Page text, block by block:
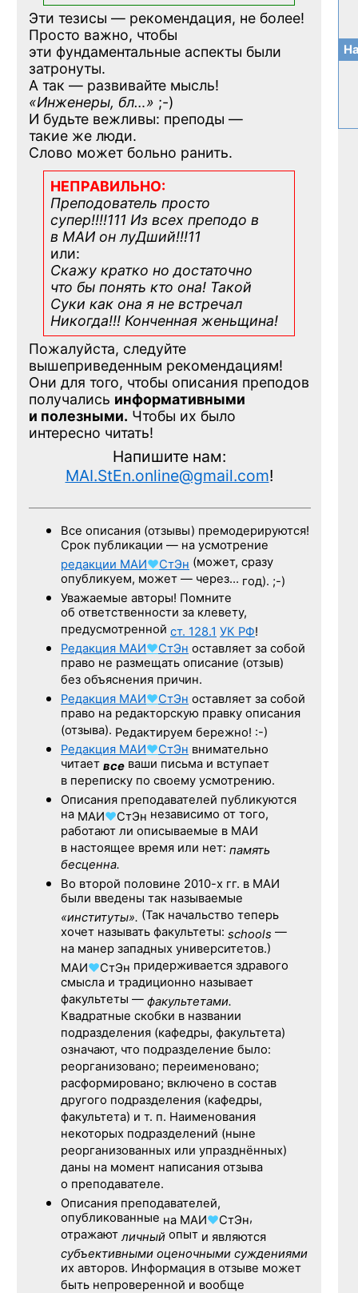
Эти тезисы — рекомендация, не более!
Просто важно, чтобы
эти фундаментальные аспекты были
затронуты.
А так — развивайте мысль!
«Инженеры, бл…» ;-)
И будьте вежливы: преподы —
такие же люди.
Слово может больно ранить.
НЕПРАВИЛЬНО:
Преподователь просто
супер!!!!111 Из всех преподо в
в МАИ он луДший!!!11
или:
Скажу кратко но достаточно
что бы понять кто она! Такой
Суки как она я не встречал
Никогда!!! Конченная женьщина!
Пожалуйста, следуйте
вышеприведенным рекомендациям!
Они для того, чтобы описания преподов
получались информативными
и полезными. Чтобы их было
интересно читать!
Напишите нам:
MAI.StEn.online@gmail.com!
Все описания (отзывы) премодерируются!
Срок публикации — на усмотрение
редакции МАИ♥СтЭн (может, сразу
опубликуем, может — через… год). ;-)
Уважаемые авторы! Помните
об ответственности за клевету,
предусмотренной ст. 128.1 УК РФ!
Редакция МАИ♥СтЭн оставляет за собой
право не размещать описание (отзыв)
без объяснения причин.
Редакция МАИ♥СтЭн оставляет за собой
право на редакторскую правку описания
(отзыва). Редактируем бережно! :-)
Редакция МАИ♥СтЭн внимательно
читает все ваши письма и вступает
в переписку по своему усмотрению.
Описания преподавателей публикуются
на МАИ♥СтЭн независимо от того,
работают ли описываемые в МАИ
в настоящее время или нет: память
бесценна.
Во второй половине 2010-х гг. в МАИ
были введены так называемые
«институты». (Так начальство теперь
хочет называть факультеты: schools —
на манер западных университетов.)
МАИ♥СтЭн придерживается здравого
смысла и традиционно называет
факультеты — факультетами.
Квадратные скобки в названии
подразделения (кафедры, факультета)
означают, что подразделение было:
реорганизовано; переименовано;
расформировано; включено в состав
другого подразделения (кафедры,
факультета) и т. п. Наименования
некоторых подразделений (ныне
реорганизованных или упразднённых)
даны на момент написания отзыва
о преподавателе.
Описания преподавателей,
опубликованные на МАИ♥СтЭн,
отражаютличный опыт и являются
субъективными оценочными суждениями
их авторов. Информация в отзыве может
быть непроверенной и вообще